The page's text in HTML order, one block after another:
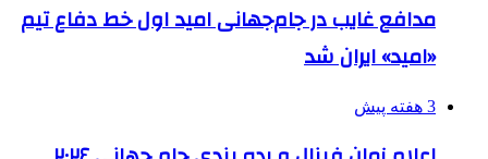
مدافع غایب در جام‌جهانی امید اول خط دفاع تیم
«امید» ایران شد
3 هفته پیش